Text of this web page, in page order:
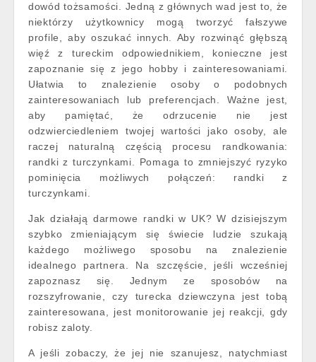
dowód tożsamości. Jedną z głównych wad jest to, że
niektórzy użytkownicy mogą tworzyć fałszywe
profile, aby oszukać innych. Aby rozwinąć głębszą
więź z tureckim odpowiednikiem, konieczne jest
zapoznanie się z jego hobby i zainteresowaniami.
Ułatwia to znalezienie osoby o podobnych
zainteresowaniach lub preferencjach. Ważne jest,
aby pamiętać, że odrzucenie nie jest
odzwierciedleniem twojej wartości jako osoby, ale
raczej naturalną częścią procesu randkowania:
randki z turczynkami. Pomaga to zmniejszyć ryzyko
pominięcia możliwych połączeń: randki z
turczynkami.
Jak działają darmowe randki w UK? W dzisiejszym
szybko zmieniającym się świecie ludzie szukają
każdego możliwego sposobu na znalezienie
idealnego partnera. Na szczęście, jeśli wcześniej
zapoznasz się. Jednym ze sposobów na
rozszyfrowanie, czy turecka dziewczyna jest tobą
zainteresowana, jest monitorowanie jej reakcji, gdy
robisz zaloty.
A jeśli zobaczy, że jej nie szanujesz, natychmiast